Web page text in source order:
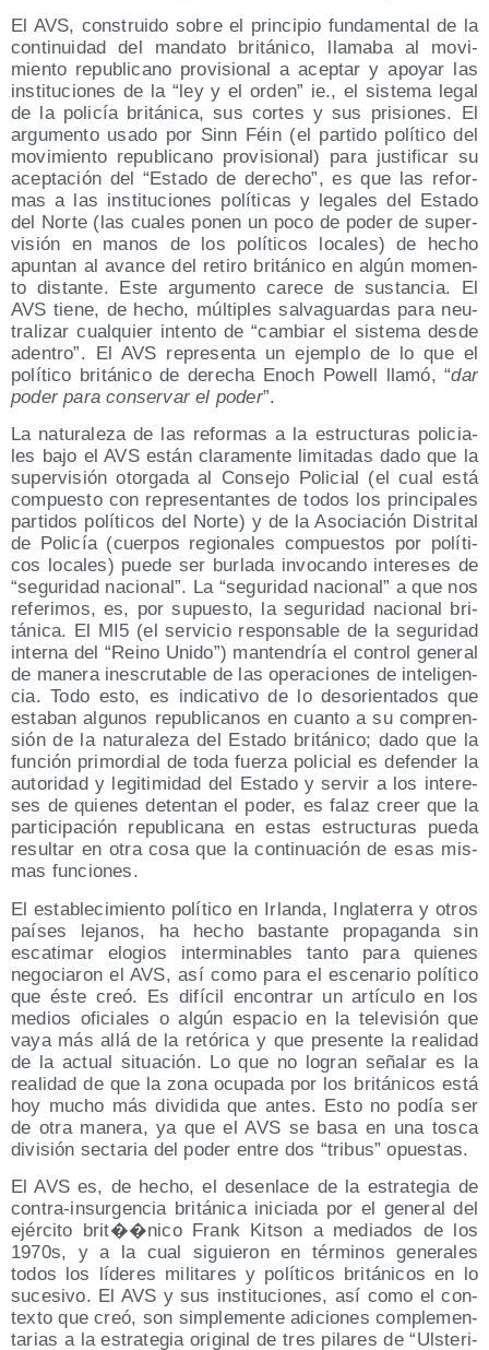
El AVS, cons­trui­do sobre el prin­ci­pio fun­da­men­tal de la
con­ti­nui­dad del man­da­to bri­tá­ni­co, lla­ma­ba al movi­
mien­to repu­bli­cano pro­vi­sio­nal a acep­tar y apo­yar las
ins­ti­tu­cio­nes de la “ley y el orden” ie., el sis­te­ma legal
de la poli­cía bri­tá­ni­ca, sus cor­tes y sus pri­sio­nes. El
argu­men­to usa­do por Sinn Féin (el par­ti­do polí­ti­co del
movi­mien­to repu­bli­cano pro­vi­sio­nal) para jus­ti­fi­car su
acep­ta­ción del “Esta­do de dere­cho”, es que las refor­
mas a las ins­ti­tu­cio­nes polí­ti­cas y lega­les del Esta­do
del Nor­te (las cua­les ponen un poco de poder de super­
vi­sión en manos de los polí­ti­cos loca­les) de hecho
apun­tan al avan­ce del reti­ro bri­tá­ni­co en algún momen­
to dis­tan­te. Este argu­men­to care­ce de sus­tan­cia. El
AVS tie­ne, de hecho, múl­ti­ples sal­va­guar­das para neu­
tra­li­zar cual­quier inten­to de “cam­biar el sis­te­ma des­de
aden­tro”. El AVS repre­sen­ta un ejem­plo de lo que el
polí­ti­co bri­tá­ni­co de dere­cha Enoch Powell lla­mó, “dar
poder para con­ser­var el poder”.
La natu­ra­le­za de las refor­mas a la estruc­tu­ras poli­cia­
les bajo el AVS están cla­ra­men­te limi­ta­das dado que la
super­vi­sión otor­ga­da al Con­se­jo Poli­cial (el cual está
com­pues­to con repre­sen­tan­tes de todos los prin­ci­pa­les
par­ti­dos polí­ti­cos del Nor­te) y de la Aso­cia­ción Dis­tri­tal
de Poli­cía (cuer­pos regio­na­les com­pues­tos por polí­ti­
cos loca­les) pue­de ser bur­la­da invo­can­do intere­ses de
“segu­ri­dad nacio­nal”. La “segu­ri­dad nacio­nal” a que nos
refe­ri­mos, es, por supues­to, la segu­ri­dad nacio­nal bri­
tá­ni­ca. El MI5 (el ser­vi­cio res­pon­sa­ble de la segu­ri­dad
inter­na del “Rei­no Uni­do”) man­ten­dría el con­trol gene­ral
de mane­ra ines­cru­ta­ble de las ope­ra­cio­nes de inte­li­gen­
cia. Todo esto, es indi­ca­ti­vo de lo des­orien­ta­dos que
esta­ban algu­nos repu­bli­ca­nos en cuan­to a su com­pren­
sión de la natu­ra­le­za del Esta­do bri­tá­ni­co; dado que la
fun­ción pri­mor­dial de toda fuer­za poli­cial es defen­der la
auto­ri­dad y legi­ti­mi­dad del Esta­do y ser­vir a los intere­
ses de quie­nes deten­tan el poder, es falaz creer que la
par­ti­ci­pa­ción repu­bli­ca­na en estas estruc­tu­ras pue­da
resul­tar en otra cosa que la con­ti­nua­ción de esas mis­
mas funciones.
El esta­ble­ci­mien­to polí­ti­co en Irlan­da, Ingla­te­rra y otros
paí­ses leja­nos, ha hecho bas­tan­te pro­pa­gan­da sin
esca­ti­mar elo­gios inter­mi­na­bles tan­to para quie­nes
nego­cia­ron el AVS, así como para el esce­na­rio polí­ti­co
que éste creó. Es difí­cil encon­trar un artícu­lo en los
medios ofi­cia­les o algún espa­cio en la tele­vi­sión que
vaya más allá de la retó­ri­ca y que pre­sen­te la reali­dad
de la actual situa­ción. Lo que no logran seña­lar es la
reali­dad de que la zona ocu­pa­da por los bri­tá­ni­cos está
hoy mucho más divi­di­da que antes. Esto no podía ser
de otra mane­ra, ya que el AVS se basa en una tos­ca
divi­sión sec­ta­ria del poder entre dos “tri­bus” opuestas.
El AVS es, de hecho, el des­en­la­ce de la estra­te­gia de
con­tra-insur­gen­cia bri­tá­ni­ca ini­cia­da por el gene­ral del
ejér­ci­to brit��nico Frank Kitson a media­dos de los
1970s, y a la cual siguie­ron en tér­mi­nos gene­ra­les
todos los líde­res mili­ta­res y polí­ti­cos bri­tá­ni­cos en lo
suce­si­vo. El AVS y sus ins­ti­tu­cio­nes, así como el con­
tex­to que creó, son sim­ple­men­te adi­cio­nes com­ple­men­
ta­rias a la estra­te­gia ori­gi­nal de tres pila­res de “Uls­te­ri­